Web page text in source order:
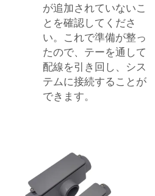
が追加されていないこ
とを確認してくださ
い。これで準備が整っ
たので、テーを通して
配線を引き回し、シス
テムに接続することが
できます。